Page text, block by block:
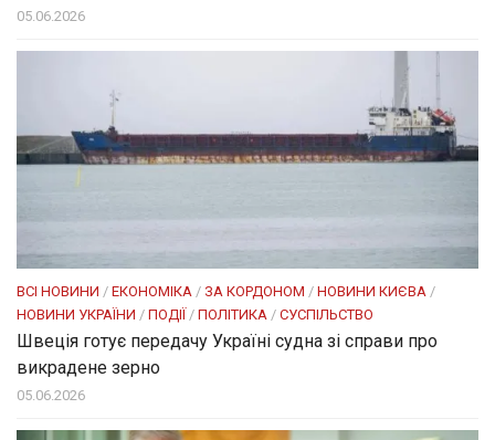
05.06.2026
ВСІ НОВИНИ / ЕКОНОМІКА / ЗА КОРДОНОМ / НОВИНИ КИЄВА /
НОВИНИ УКРАЇНИ / ПОДІЇ/ ПОЛІТИКА / СУСПІЛЬСТВО
Швеція готує передачу Україні судна зі справи про
викрадене зерно
05.06.2026